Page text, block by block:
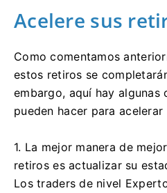
Acelere sus
Como comentamos
estos retiros se
embargo, aquí hay algunas
pueden hacer para
1. La mejor manera de
retiros es actualizar su
Los traders de nivel